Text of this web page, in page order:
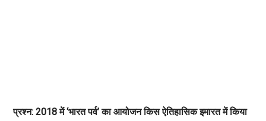
प्रश्न: 2018 में ‘भारत पर्व’ का आयोजन किस ऐतिहासिक इमारत में किया